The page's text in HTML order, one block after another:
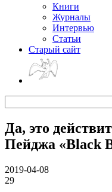
Книги
Журналы
Интервью
Статьи
Старый сайт
Да, это
Пейджа «Black
2019-04-08
29